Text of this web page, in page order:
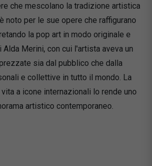
che mescolano la tradizione artistica
noto per le sue opere che raffigurano
la pop art in modo originale e
Merini, con cui l'artista aveva un
sia dal pubblico che dalla
e collettive in tutto il mondo. La
a icone internazionali lo rende uno
artistico contemporaneo.